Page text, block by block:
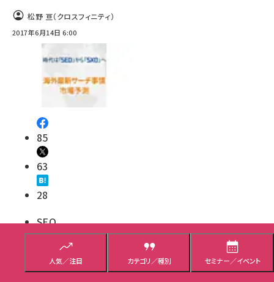
人気／注目 カテゴリ／種別 セミナー／イベント
松野 亘（クロスフィニティ）
2017年6月14日 6:00
85
63
28
SEO
解説／ノウハウ